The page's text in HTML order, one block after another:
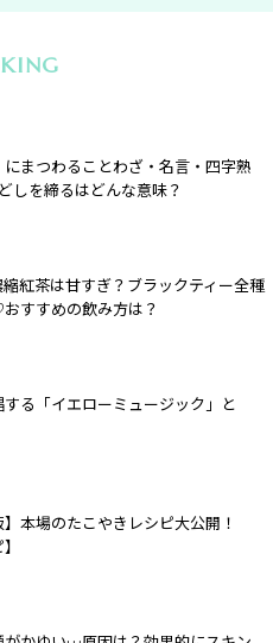
にまつわることわざ・名言・四字熟
しを締るはどんな意味？
紅茶は甘すぎ？ブラックティー全種
すすめの飲み方は？
る「イエローミュージック」と
】本場のたこやきレシピ大公開！